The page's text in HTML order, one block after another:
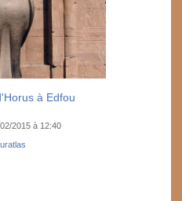
à Edfou
2015 à 12:40